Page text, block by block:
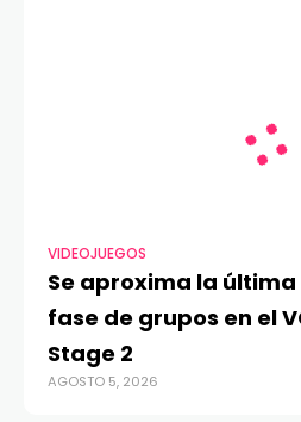
VIDEOJUEGOS
Se aproxima la
fase de grupos en el
Stage 2
AGOSTO 5, 2026